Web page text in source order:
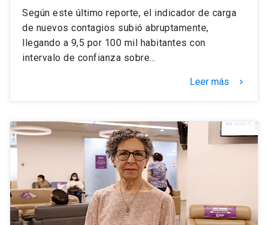
Según este último reporte, el indicador de carga
de nuevos contagios subió abruptamente,
llegando a 9,5 por 100 mil habitantes con
intervalo de confianza sobre…
Leer más keyboard_arrow_right